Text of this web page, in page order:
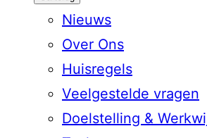
Nieuws
Over Ons
Huisregels
Veelgestelde vragen
Doelstelling &